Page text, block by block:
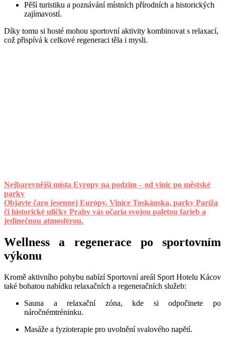
Pěší turistiku a poznávání místních přírodních a historických
zajímavostí.
Díky tomu si hosté mohou sportovní aktivity kombinovat s relaxací,
což přispívá k celkové regeneraci těla i mysli.
Nejbarevnější místa Evropy na podzim – od vinic po městské
parky
Objavte čaro jesennej Európy. Vinice Toskánska, parky Paríža
či historické uličky Prahy vás očaria svojou paletou farieb a
jedinečnou atmosférou.
Wellness a regenerace po sportovním
výkonu
Kromě aktivního pohybu nabízí Sportovní areál Sport Hotelu Kácov
také bohatou nabídku relaxačních a regeneračních služeb:
Sauna a relaxační zóna, kde si odpočinete po
náročnémtréninku.
Masáže a fyzioterapie pro uvolnění svalového napětí.